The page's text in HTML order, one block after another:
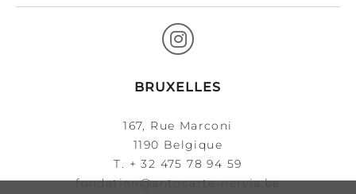
BRUXELLES
167, Rue Marconi
1190 Belgique
T. + 32 475 78 94 59
fondation@antocarte-nervia.be